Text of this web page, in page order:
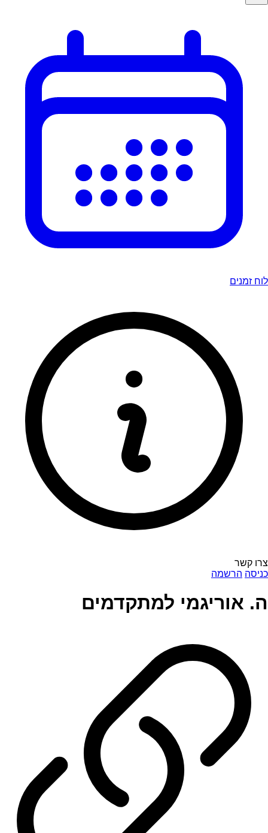
לוח זמנים
צרו קשר
כניסה הרשמה
ה. אוריגמי למתקדמים